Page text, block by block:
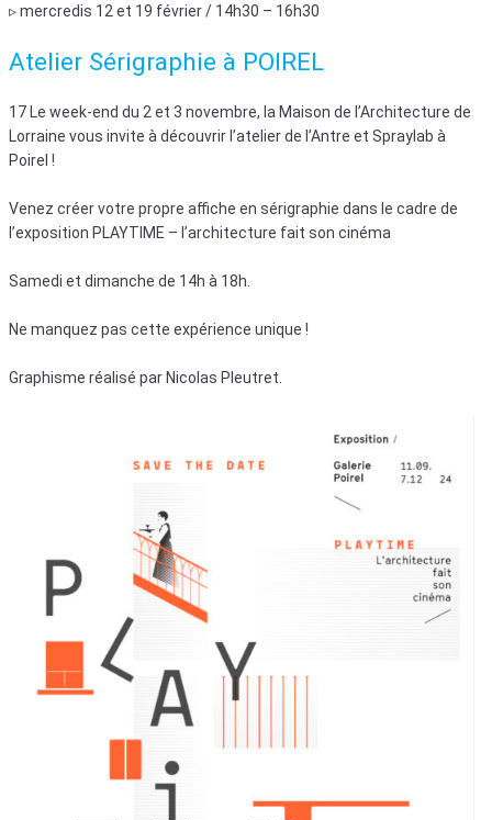
▹ mercredis 12 et 19 février / 14h30 – 16h30
Atelier Sérigraphie à POIREL
17 Le week-end du 2 et 3 novembre, la Maison de l’Architecture de
Lorraine vous invite à découvrir l’atelier de l’Antre et Spraylab à
Poirel !
Venez créer votre propre affiche en sérigraphie dans le cadre de
l’exposition PLAYTIME – l’architecture fait son cinéma
Samedi et dimanche de 14h à 18h.
Ne manquez pas cette expérience unique !
Graphisme réalisé par Nicolas Pleutret.